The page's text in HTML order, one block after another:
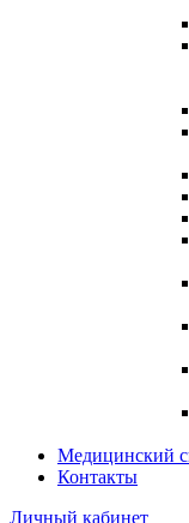
Медицинский
Контакты
Личный кабинет